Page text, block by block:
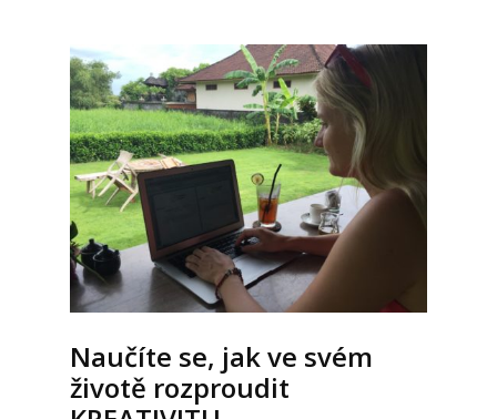
Naučíte se, jak ve svém
životě rozproudit